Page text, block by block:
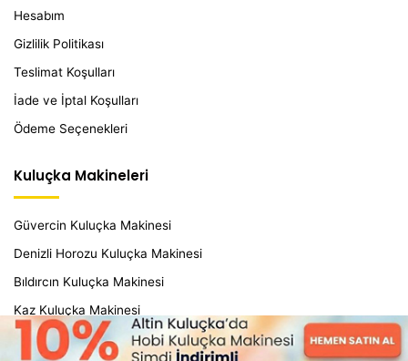
Hesabım
Gizlilik Politikası
Teslimat Koşulları
İade ve İptal Koşulları
Ödeme Seçenekleri
Kuluçka Makineleri
Güvercin Kuluçka Makinesi
Denizli Horozu Kuluçka Makinesi
Bıldırcın Kuluçka Makinesi
Kaz Kuluçka Makinesi
Devekuşu Kuluçka Makineleri